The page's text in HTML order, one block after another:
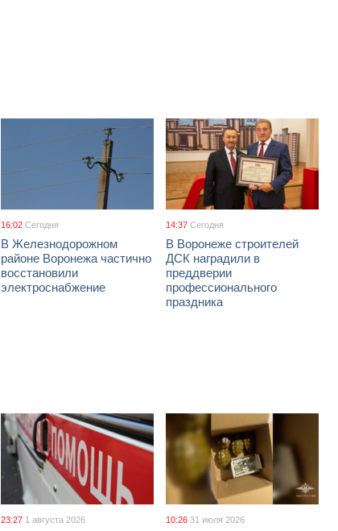
16:02 Сегодня
В Железнодорожном
районе Воронежа частично
восстановили
электроснабжение
14:37 Сегодня
В Воронеже строителей
ДСК наградили в
преддверии
профессионального
праздника
23:27 1 августа 2026 10:26 31 июля 2026